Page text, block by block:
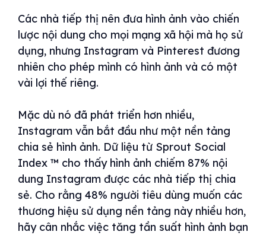
Các nhà tiếp thị nên đưa hình ảnh vào chiến
lược nội dung cho mọi mạng xã hội mà họ sử
dụng, nhưng Instagram và Pinterest đương
nhiên cho phép mình có hình ảnh và có một
vài lợi thế riêng.
Mặc dù nó đã phát triển hơn nhiều,
Instagram vẫn bắt đầu như một nền tảng
chia sẻ hình ảnh. Dữ liệu từ Sprout Social
Index ™ cho thấy hình ảnh chiếm 87% nội
dung Instagram được các nhà tiếp thị chia
sẻ. Cho rằng 48% người tiêu dùng muốn các
thương hiệu sử dụng nền tảng này nhiều hơn,
hãy cân nhắc việc tăng tần suất hình ảnh bạn